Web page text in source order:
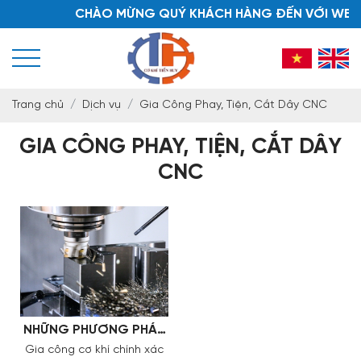
CHÀO MỪNG QUÝ KHÁCH HÀNG ĐẾN VỚI
Trang chủ Dịch vụ Gia Công Phay, Tiện, Cắt Dây CNC
GIA CÔNG PHAY, TIỆN, CẮT DÂY
CNC
NHỮNG PHƯƠNG PHÁP
GIA CÔNG CƠ KHÍ
Gia công cơ khí chính xác